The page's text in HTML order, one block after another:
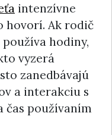
intenzívne
hovorí. Ak rodič
hodiny,
vyzerá
zanedbávajú
a interakciu s
používaním